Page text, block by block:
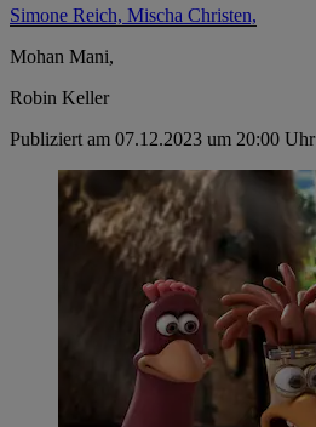
Simone Reich, Mischa Christen,
Mohan Mani,
Robin Keller
Publiziert am 07.12.2023 um 20:00 Uhr